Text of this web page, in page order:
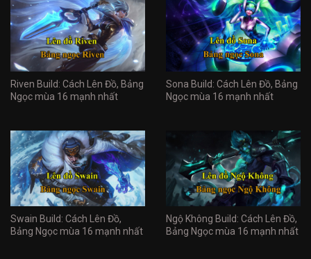
Riven Build: Cách Lên Đồ, Bảng
Ngọc mùa 16 mạnh nhất
Sona Build: Cách Lên Đồ, Bảng
Ngọc mùa 16 mạnh nhất
Swain Build: Cách Lên Đồ,
Bảng Ngọc mùa 16 mạnh nhất
Ngộ Không Build: Cách Lên Đồ,
Bảng Ngọc mùa 16 mạnh nhất